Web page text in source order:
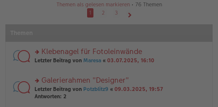
Themen als gelesen markieren• 76 Themen
1
2
3
rs
u
n
g
Klebenagel für Fotoleinwände
Letzter Beitrag von Maresa « 03.07.2025, 16:10
rs
te
Galerierahmen "Designer"
Letzter Beitrag von Potzblitz9 « 09.03.2025, 19:57
Antworten: 2